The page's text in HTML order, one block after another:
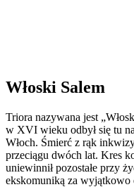
Włoski Salem
Triora nazywana jest
w XVI wieku odbył się tu
Włoch. Śmierć z rąk
przeciągu dwóch lat. Kres
uniewinnił pozostałe przy
ekskomuniką za wyjątkowo